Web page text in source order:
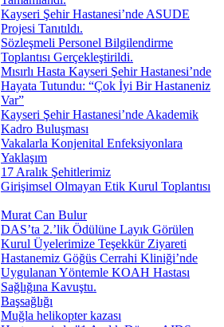
Kayseri Şehir Hastanesi’nde ASUDE
Projesi Tanıtıldı.
Sözleşmeli Personel Bilgilendirme
Toplantısı Gerçekleştirildi.
Mısırlı Hasta Kayseri Şehir Hastanesi’nde
Hayata Tutundu: “Çok İyi Bir Hastaneniz
Var”
Kayseri Şehir Hastanesi’nde Akademik
Kadro Buluşması
Vakalarla Konjenital Enfeksiyonlara
Yaklaşım
17 Aralık Şehitlerimiz
Girişimsel Olmayan Etik Kurul Toplantısı
Murat Can Bulur
DAS’ta 2.’lik Ödülüne Layık Görülen
Kurul Üyelerimize Teşekkür Ziyareti
Hastanemiz Göğüs Cerrahi Kliniği’nde
Uygulanan Yöntemle KOAH Hastası
Sağlığına Kavuştu.
Başsağlığı
Muğla helikopter kazası